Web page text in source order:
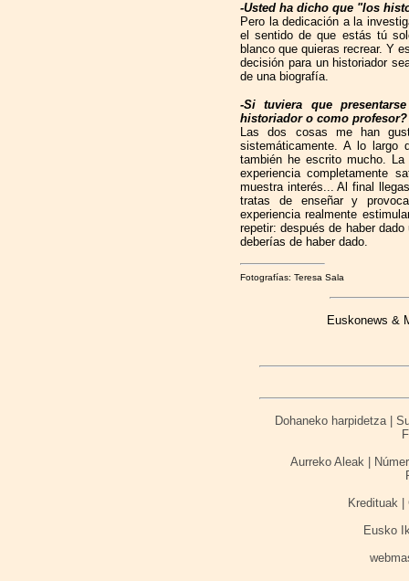
-Usted ha dicho que "los
Pero la dedicación a la
el sentido de que estás tú
blanco que quieras recrear. Y
decisión para un historiador
de una biografía.
-Si tuviera que
historiador o como profesor?
Las dos cosas me han
sistemáticamente. A lo largo
también he escrito mucho.
experiencia completamente
muestra interés... Al final
tratas de enseñar y
experiencia realmente
repetir: después de haber
deberías de haber dado.
Fotografías: Teresa Sala
Euskonews &
Dohaneko harpidetza |
Aurreko Aleak |
Kredituak
Eusko